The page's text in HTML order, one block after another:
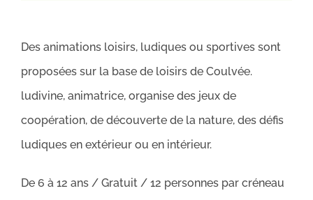
Des animations loisirs, ludiques ou sportives sont
proposées sur la base de loisirs de Coulvée.
ludivine, animatrice, organise des jeux de
coopération, de découverte de la nature, des défis
ludiques en extérieur ou en intérieur.
De 6 à 12 ans / Gratuit / 12 personnes par créneau